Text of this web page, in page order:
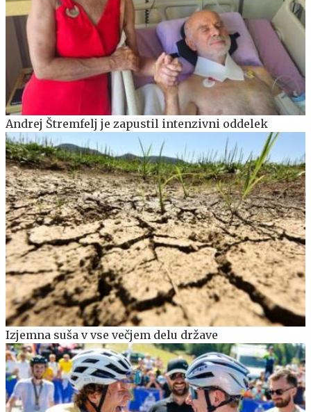
Andrej Štremfelj je zapustil intenzivni oddelek
Izjemna suša v vse večjem delu države